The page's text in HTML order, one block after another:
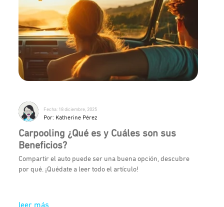
Fecha: 18 diciembre, 2025
Por: Katherine Pérez
Carpooling ¿Qué es y Cuáles son sus
Beneficios?
Compartir el auto puede ser una buena opción, descubre
por qué. ¡Quédate a leer todo el artículo!
leer más